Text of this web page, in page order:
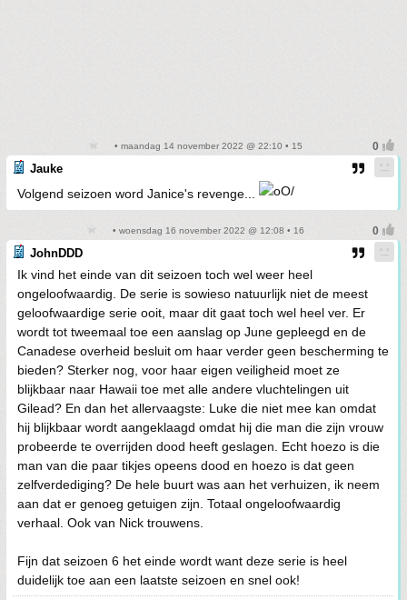
• maandag 14 november 2022 @ 22:10 • 15
Jauke
Volgend seizoen word Janice's revenge...
• woensdag 16 november 2022 @ 12:08 • 16
JohnDDD
Ik vind het einde van dit seizoen toch wel weer heel
ongeloofwaardig. De serie is sowieso natuurlijk niet de meest
geloofwaardige serie ooit, maar dit gaat toch wel heel ver. Er
wordt tot tweemaal toe een aanslag op June gepleegd en de
Canadese overheid besluit om haar verder geen bescherming te
bieden? Sterker nog, voor haar eigen veiligheid moet ze
blijkbaar naar Hawaii toe met alle andere vluchtelingen uit
Gilead? En dan het allervaagste: Luke die niet mee kan omdat
hij blijkbaar wordt aangeklaagd omdat hij die man die zijn vrouw
probeerde te overrijden dood heeft geslagen. Echt hoezo is die
man van die paar tikjes opeens dood en hoezo is dat geen
zelfverdediging? De hele buurt was aan het verhuizen, ik neem
aan dat er genoeg getuigen zijn. Totaal ongeloofwaardig
verhaal. Ook van Nick trouwens.
Fijn dat seizoen 6 het einde wordt want deze serie is heel
duidelijk toe aan een laatste seizoen en snel ook!